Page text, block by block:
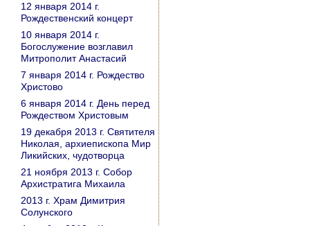
12 января 2014 г.
Рождественский концерт
10 января 2014 г.
Богослужение возглавил
Митрополит Анастасий
7 января 2014 г. Рождество
Христово
6 января 2014 г. День перед
Рождеством Христовым
19 декабря 2013 г. Святителя
Николая, архиепископа Мир
Ликийских, чудотворца
21 ноября 2013 г. Собор
Архистратига Михаила
2013 г. Храм Димитрия
Солунского